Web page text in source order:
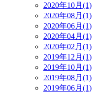
2020年10月(1)
2020年08月(1)
2020年06月(1)
2020年04月(1)
2020年02月(1)
2019年12月(1)
2019年10月(1)
2019年08月(1)
2019年06月(1)